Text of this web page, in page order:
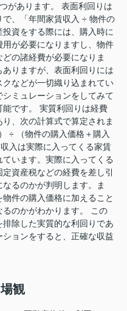
があります。 表面利回りは
、「年間家賃収入 ÷ 物件の
資をする際には、購入時に
が必要になりますし、物件
の諸経費が必要になりま
りますが、表面利回りには
などが一切織り込まれてい
ミュレーションをしてみて
です。 実質利回りは経費
、次の計算式で算定されま
÷ （物件の購入価格＋購入
入は実際に入ってくる家賃
います。実際に入ってくる
資産税などの経費を差し引
るのかが判明します。ま
件の購入価格に加えること
のかがわかります。 この
除した実質的な利回りであ
ョンをすると、正確な収益
観